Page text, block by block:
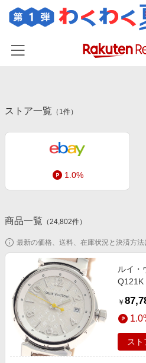
カテゴリー一覧
百貨店・総合ECモール
ファッション・インナー・小物
食品・スイーツ・お酒
家電・PC・スマホ・カメラ
エンタメ
スポーツ・アウトドア・ゴルフ
インテリア・寝具
ペット・花・DIY・車
旅行・レジャー・ホテル予約
初回購入者限定特典
新着ストアのご紹介
電子書籍特集
楽天ペイ導入ストア
楽天サービス特集
旅行特集
お中元特集2026
わくわく夏特集
とことん買い物チャレンジ
友達紹介
楽天IDでログイン/会員登録
ストア一覧 （ 1件）
1.0%
商品一覧 （24,802件）
最新の価格、送料、在庫状況と決済方法
ルイ・
Q121K
￥
ス